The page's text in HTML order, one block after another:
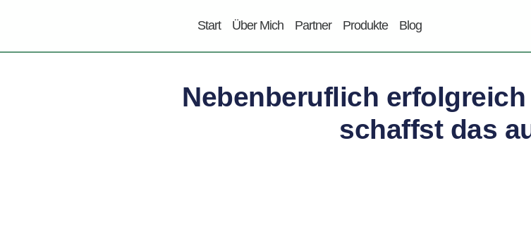
Start Über Mich Partner Produkte Blog
Nebenberuflich erfolgreich
schaffst das